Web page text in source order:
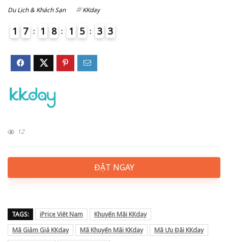
Du Lịch & Khách Sạn KKday
1 7 1 8 1 5 3 3
12
ĐẶT NGAY
TAGS: iPrice Việt Nam
Khuyến Mãi KKday
Mã Giảm Giá KKday
Mã Khuyến Mãi KKday
Mã Ưu Đãi KKday